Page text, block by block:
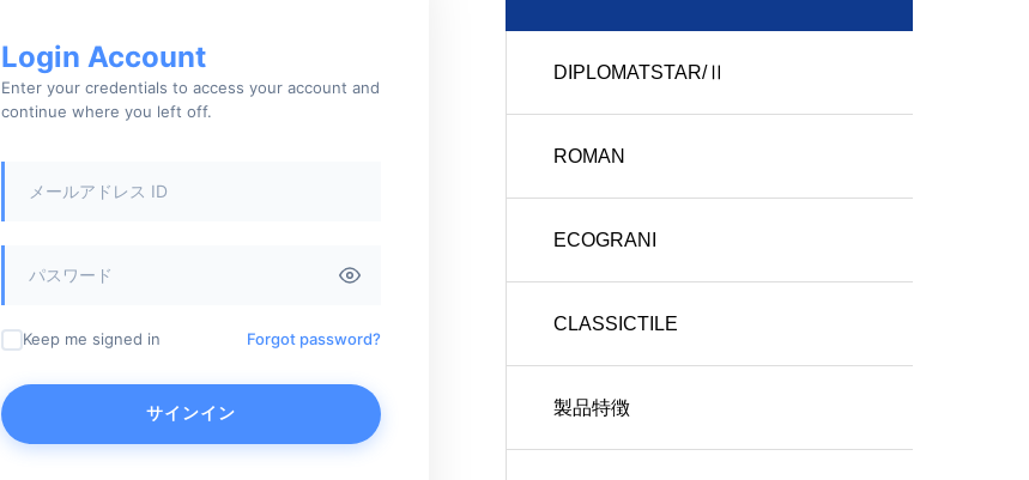
Login Account
Enter your credentials to access your account and
continue where you left off.
Keep me signed in Forgot password?
サインイン
DIPLOMATSTAR/Ⅱ
ROMAN
ECOGRANI
CLASSICTILE
製品特徴